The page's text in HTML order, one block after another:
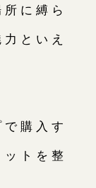
に縛ら
といえ
購入す
トを整